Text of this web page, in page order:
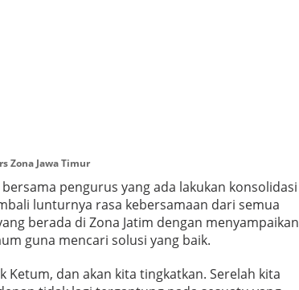
Zona Jawa Timur
pengurus yang ada lakukan konsolidasi
lunturnya rasa kebersamaan dari semua
berada di Zona Jatim dengan menyampaikan
guna mencari solusi yang baik.
Ketum, dan akan kita tingkatkan. Serelah kita